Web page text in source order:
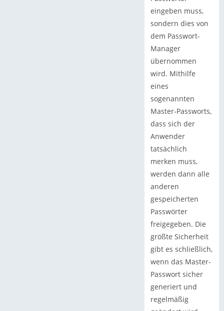
eingeben muss,
sondern dies von
dem Passwort-
Manager
übernommen
wird. Mithilfe
eines
sogenannten
Master-Passworts,
dass sich der
Anwender
tatsächlich
merken muss,
werden dann alle
anderen
gespeicherten
Passwörter
freigegeben. Die
größte Sicherheit
gibt es schließlich,
wenn das Master-
Passwort sicher
generiert und
regelmäßig